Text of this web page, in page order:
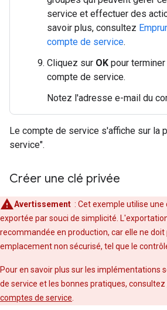
service et effectuer des
savoir plus, consultez
compte de service.
Cliquez sur OK pour
compte de service.
Notez l'adresse e-mail du
Le compte de service s'affiche sur la
service".
Créer une clé privée
Avertissement : Cet exemple utilise
exportée par souci de simplicité.
recommandée en production, car elle ne
emplacement non sécurisé, tel que le
Pour en savoir plus sur les implémentations
de service et les bonnes pratiques, consultez
comptes de service